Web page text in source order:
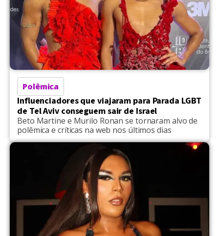
Polêmica
Influenciadores que viajaram para Parada LGBT
de Tel Aviv conseguem sair de Israel
Beto Martine e Murilo Ronan se tornaram alvo de
polêmica e críticas na web nos últimos dias